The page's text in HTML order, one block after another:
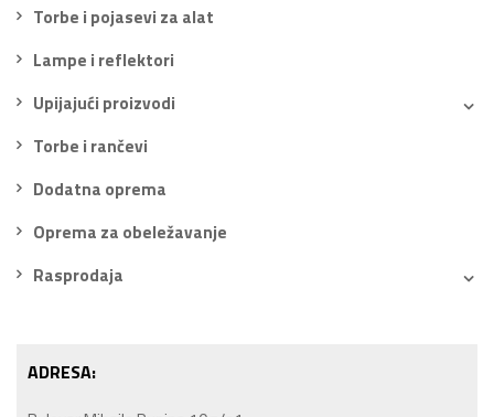
Torbe i pojasevi za alat
Lampe i reflektori
Upijajući proizvodi
Torbe i rančevi
Dodatna oprema
Oprema za obeležavanje
Rasprodaja
ADRESA: